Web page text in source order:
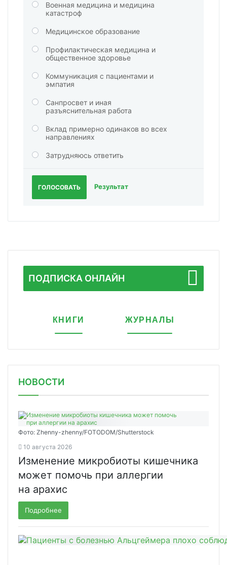
Военная медицина и медицина
катастроф
Медицинское образование
Профилактическая медицина и
общественное здоровье
Коммуникация с пациентами и
эмпатия
Санпросвет и иная
разъяснительная работа
Вклад примерно одинаков во всех
направлениях
Затрудняюсь ответить
ГОЛОСОВАТЬ Результат
ПОДПИСКА ОНЛАЙН
КНИГИ ЖУРНАЛЫ
НОВОСТИ
Фото: Zhenny-zhenny/FOTODOM/Shutterstock
10 августа 2026
Изменение микробиоты кишечника
может помочь при аллергии
на арахис
Подробнее